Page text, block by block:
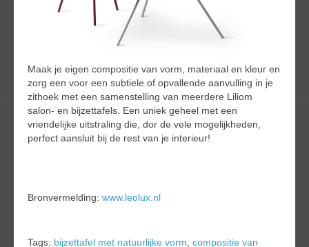
Maak je eigen compositie van vorm, materiaal en kleur en
zorg een voor een subtiele of opvallende aanvulling in je
zithoek met een samenstelling van meerdere Liliom
salon- en bijzettafels. Een uniek geheel met een
vriendelijke uitstraling die, dor de vele mogelijkheden,
perfect aansluit bij de rest van je interieur!
Bronvermelding: www.leolux.nl
Tags: bijzettafel met natuurlijke vorm, compositie van